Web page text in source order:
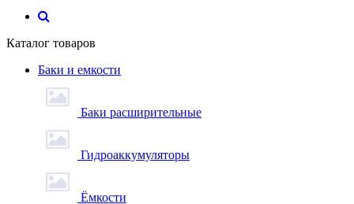
Каталог товаров
Баки и емкости
Баки расширительные
Гидроаккумуляторы
Ёмкости